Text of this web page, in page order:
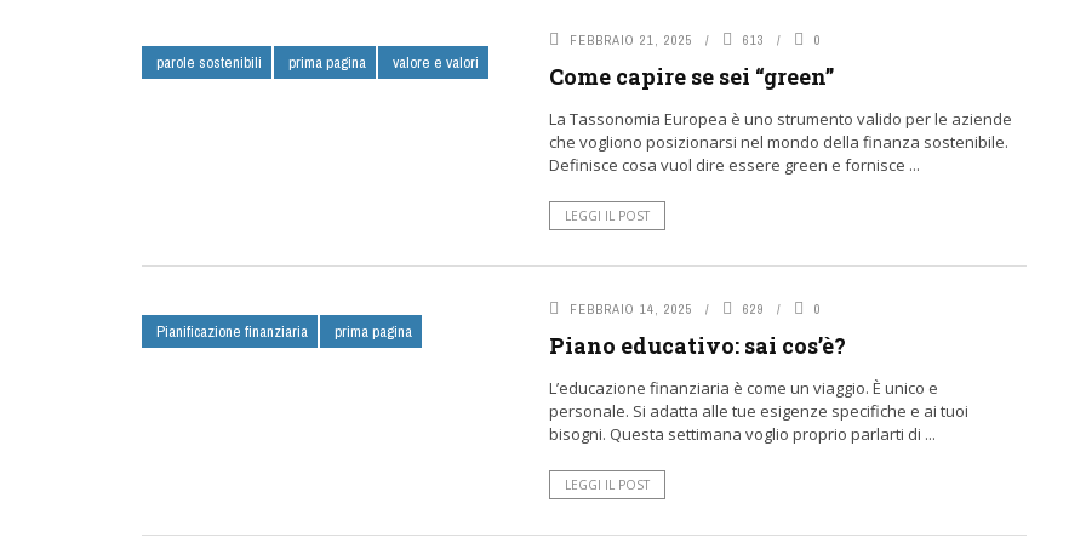
parole sostenibili prima pagina valore e valori
FEBBRAIO 21, 2025 613 0
Come capire se sei “green”
La Tassonomia Europea è uno strumento valido per le aziende
che vogliono posizionarsi nel mondo della finanza sostenibile.
Definisce cosa vuol dire essere green e fornisce ...
LEGGI IL POST
Pianificazione finanziaria prima pagina
FEBBRAIO 14, 2025 629 0
Piano educativo: sai cos’è?
L’educazione finanziaria è come un viaggio. È unico e
personale. Si adatta alle tue esigenze specifiche e ai tuoi
bisogni. Questa settimana voglio proprio parlarti di ...
LEGGI IL POST